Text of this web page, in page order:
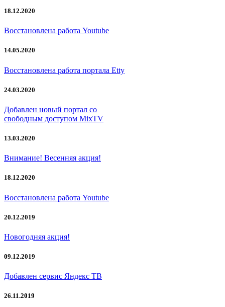
18.12.2020
Восстановлена работа Youtube
14.05.2020
Восстановлена работа портала Etty
24.03.2020
Добавлен новый портал со
свободным доступом MixTV
13.03.2020
Внимание! Весенняя акция!
18.12.2020
Восстановлена работа Youtube
20.12.2019
Новогодняя акция!
09.12.2019
Добавлен сервис Яндекс ТВ
26.11.2019